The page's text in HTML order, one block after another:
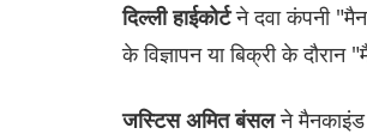
दिल्ली हाईकोर्टने दवा कंपनी
के विज्ञापन या बिक्री के
जस्टिस अमित बंसलने